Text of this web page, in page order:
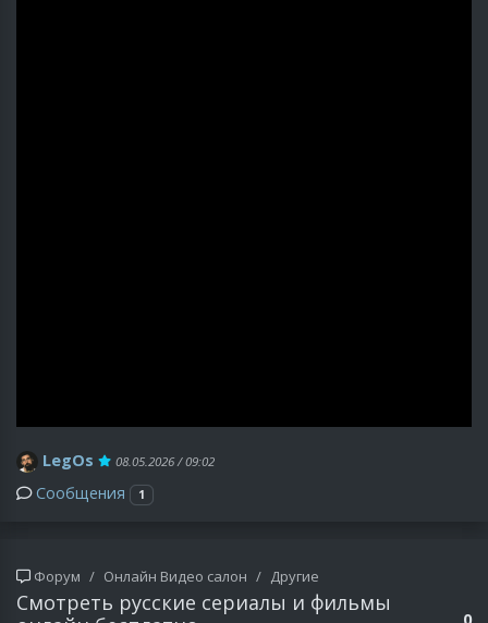
LegOs 08.05.2026 / 09:02
Сообщения 1
Форум Онлайн Видео салон Другие
Смотреть русские сериалы и фильмы
0